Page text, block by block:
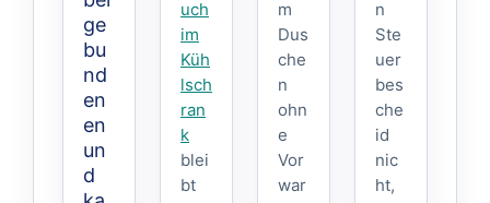
ge
bu
nd
en
en
un
d
uch
im
Küh
lsch
ran
k
blei
bt
m
Dus
che
n
ohn
e
Vor
war
n
Ste
uer
bes
che
id
nic
ht,